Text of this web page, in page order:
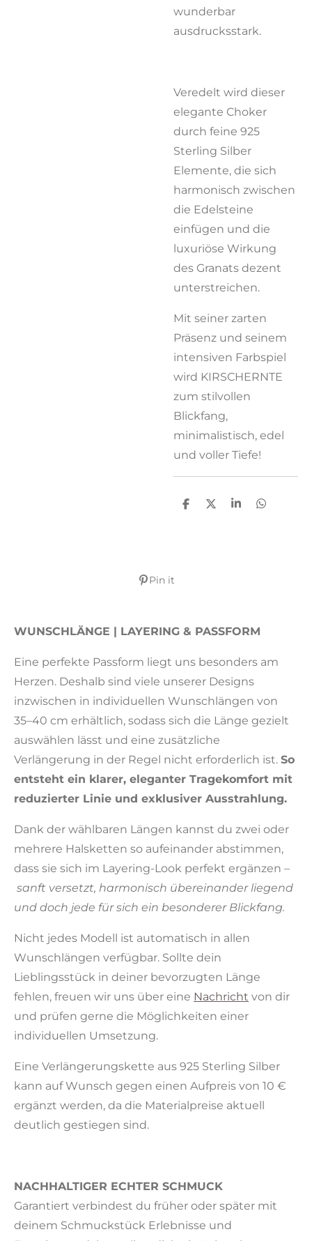
wunderbar
ausdrucksstark.
Veredelt wird dieser
elegante Choker
durch feine 925
Sterling Silber
Elemente, die sich
harmonisch zwischen
die Edelsteine
einfügen und die
luxuriöse Wirkung
des Granats dezent
unterstreichen.
Mit seiner zarten
Präsenz und seinem
intensiven Farbspiel
wird KIRSCHERNTE
zum stilvollen
Blickfang,
minimalistisch, edel
und voller Tiefe!
T
T
T
T
Pin it
WUNSCHLÄNGE | LAYERING & PASSFORM
Eine perfekte Passform liegt uns besonders am
Herzen. Deshalb sind viele unserer Designs
inzwischen in individuellen Wunschlängen von
35–40 cm erhältlich, sodass sich die Länge gezielt
auswählen lässt und eine zusätzliche
Verlängerung in der Regel nicht erforderlich ist. So
entsteht ein klarer, eleganter Tragekomfort mit
reduzierter Linie und exklusiver Ausstrahlung.
Dank der wählbaren Längen kannst du zwei oder
mehrere Halsketten so aufeinander abstimmen,
dass sie sich im Layering-Look perfekt ergänzen –
sanft versetzt, harmonisch übereinander liegend
und doch jede für sich ein besonderer Blickfang.
Nicht jedes Modell ist automatisch in allen
Wunschlängen verfügbar. Sollte dein
Lieblingsstück in deiner bevorzugten Länge
fehlen, freuen wir uns über eine Nachricht von dir
und prüfen gerne die Möglichkeiten einer
individuellen Umsetzung.
Eine Verlängerungskette aus 925 Sterling Silber
kann auf Wunsch gegen einen Aufpreis von 10 €
ergänzt werden, da die Materialpreise aktuell
deutlich gestiegen sind.
NACHHALTIGER ECHTER SCHMUCK
Garantiert verbindest du früher oder später mit
deinem Schmuckstück Erlebnisse und